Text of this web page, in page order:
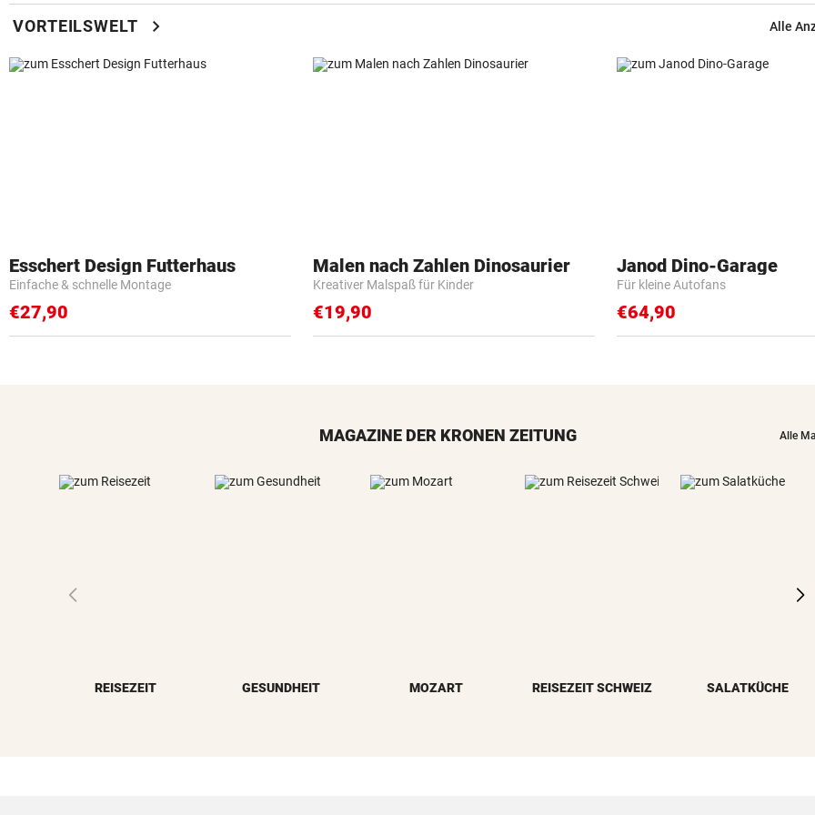
SPRICHT ÜBER FAMILIE
er Barcelona?
AUCH GROSSELTERN TOT
Thailand: Teenager richtete
„IST NICHT SICHER“
Der nächste Badesee muss
K.o.-Sprintbewerb
VORTEILSWELT chevron_right Alle
Esschert Design Futterhaus
Einfache & schnelle Montage
€27,90
Malen nach Zahlen Dinosaurier
Kreativer Malspaß für Kinder
€19,90
Janod Dino-Garage
Für kleine Autofans
€64,90
MAGAZINE DER KRONEN ZEITUNG Alle
REISEZEIT GESUNDHEIT MOZART REISEZEIT SCHWEIZ SALATKÜCHE